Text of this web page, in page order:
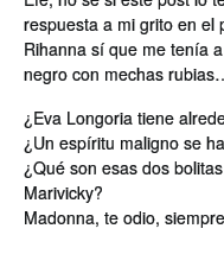
respuesta a mi grito en el
Rihanna sí­ que me tení­a
negro con mechas
¿Eva Longoria tiene
¿Un espí­ritu maligno se
¿Qué son esas dos
Marivicky?
Madonna, te odio,